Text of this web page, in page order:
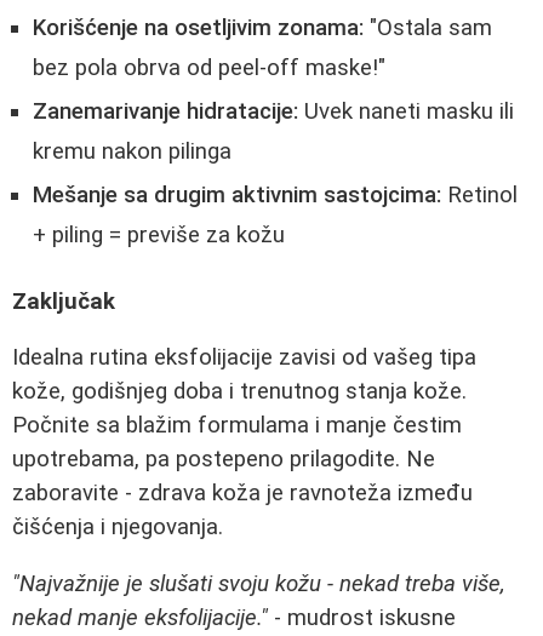
Korišćenje na osetljivim zonama: "Ostala sam
bez pola obrva od peel-off maske!"
Zanemarivanje hidratacije: Uvek naneti masku ili
kremu nakon pilinga
Mešanje sa drugim aktivnim sastojcima: Retinol
+ piling = previše za kožu
Zaključak
Idealna rutina eksfolijacije zavisi od vašeg tipa
kože, godišnjeg doba i trenutnog stanja kože.
Počnite sa blažim formulama i manje čestim
upotrebama, pa postepeno prilagodite. Ne
zaboravite - zdrava koža je ravnoteža između
čišćenja i njegovanja.
"Najvažnije je slušati svoju kožu - nekad treba više,
nekad manje eksfolijacije." - mudrost iskusne